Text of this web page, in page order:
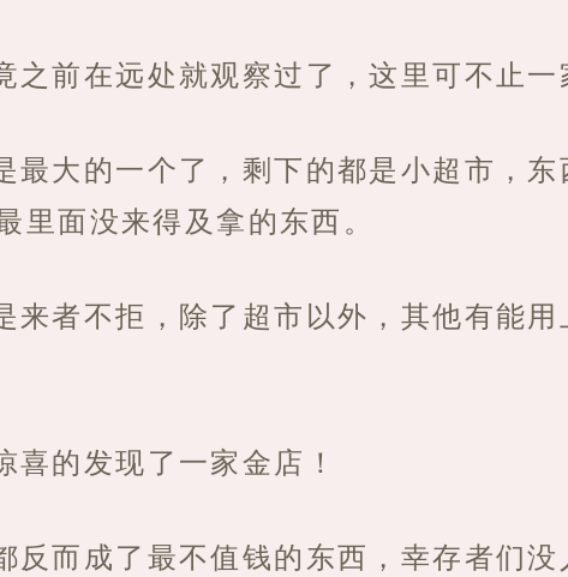
之前在远处就观察过了，这里可不止一
最大的一个了，剩下的都是小超市，
面没来得及拿的东西。
来者不拒，除了超市以外，其他有能
的发现了一家金店！
而成了最不值钱的东西，幸存者们没